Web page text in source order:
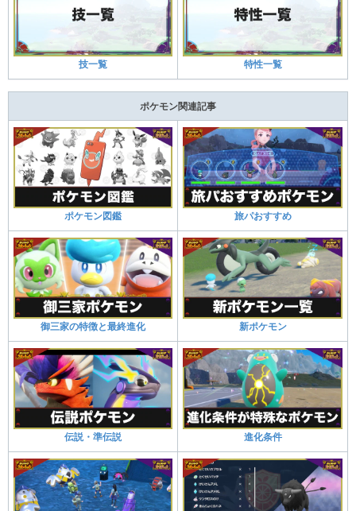
技一覧 特性一覧
ポケモン関連記事
ポケモン図鑑 旅パおすすめ
御三家の特徴と最終進化 新ポケモン
伝説・準伝説 進化条件